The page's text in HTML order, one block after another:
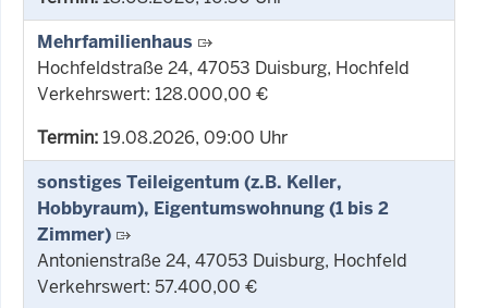
Mehrfamilienhaus
Hochfeldstraße 24, 47053 Duisburg, Hochfeld
Verkehrswert: 128.000,00 €
Termin:19.08.2026, 09:00 Uhr
sonstiges Teileigentum (z.B. Keller,
Hobbyraum), Eigentumswohnung (1 bis 2
Zimmer)
Antonienstraße 24, 47053 Duisburg, Hochfeld
Verkehrswert: 57.400,00 €